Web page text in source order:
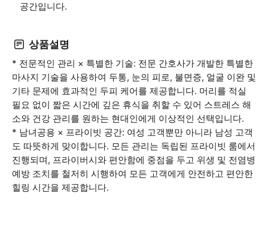
공간입니다.
상품설명
* 전문적인 관리 × 특별한 기술: 전문 간호사가 개발한 특별한
마사지 기술을 사용하여 두통, 눈의 피로, 불면증, 얼굴 이완 및
기타 문제에 효과적인 두피 케어를 제공합니다. 머리를 적실
필요 없이 짧은 시간에 깊은 휴식을 취할 수 있어 스트레스 해
소와 건강 관리를 원하는 현대인에게 이상적인 선택입니다.
* 남녀공용 × 프라이빗 공간: 여성 고객뿐만 아니라 남성 고객
도 따뜻하게 맞이합니다. 모든 관리는 독립된 프라이빗 룸에서
진행되며, 프라이버시와 편안함에 중점을 두고 위생 및 전염병
예방 조치를 철저히 시행하여 모든 고객에게 안전하고 편안한
힐링 시간을 제공합니다.